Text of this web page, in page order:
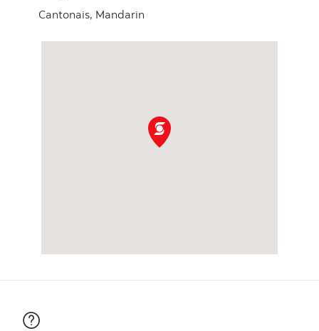
Cantonais, Mandarin